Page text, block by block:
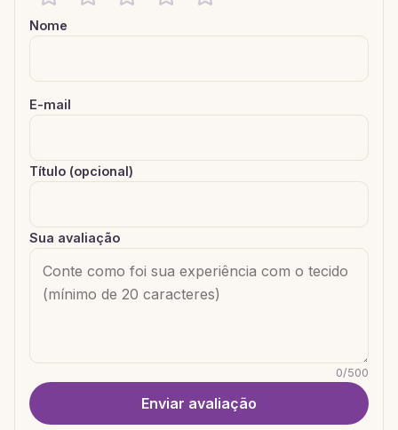
Nome
E-mail
Título (opcional)
Sua avaliação
0/500
Enviar avaliação